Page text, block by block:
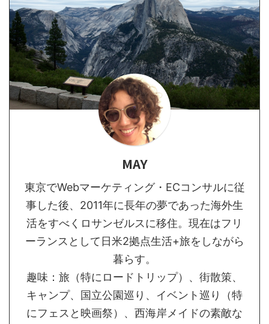
MAY
東京でWebマーケティング・ECコンサルに従
事した後、2011年に長年の夢であった海外生
活をすべくロサンゼルスに移住。現在はフリ
ーランスとして日米2拠点生活+旅をしながら
暮らす。
趣味：旅（特にロードトリップ）、街散策、
キャンプ、国立公園巡り、イベント巡り（特
にフェスと映画祭）、西海岸メイドの素敵な